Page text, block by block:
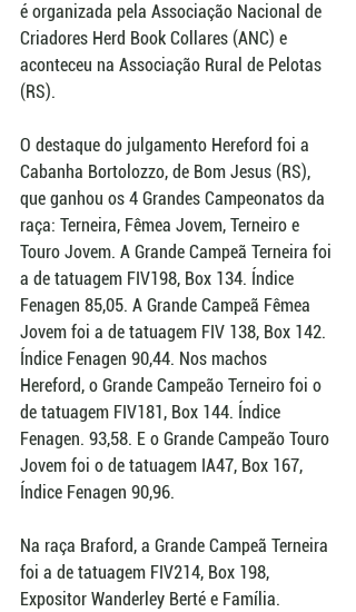
é organizada pela Associação Nacional de
Criadores Herd Book Collares (ANC) e
aconteceu na Associação Rural de Pelotas
(RS).
O destaque do julgamento Hereford foi a
Cabanha Bortolozzo, de Bom Jesus (RS),
que ganhou os 4 Grandes Campeonatos da
raça: Terneira, Fêmea Jovem, Terneiro e
Touro Jovem. A Grande Campeã Terneira foi
a de tatuagem FIV198, Box 134. Índice
Fenagen 85,05. A Grande Campeã Fêmea
Jovem foi a de tatuagem FIV 138, Box 142.
Índice Fenagen 90,44. Nos machos
Hereford, o Grande Campeão Terneiro foi o
de tatuagem FIV181, Box 144. Índice
Fenagen. 93,58. E o Grande Campeão Touro
Jovem foi o de tatuagem IA47, Box 167,
Índice Fenagen 90,96.
Na raça Braford, a Grande Campeã Terneira
foi a de tatuagem FIV214, Box 198,
Expositor Wanderley Berté e Família.